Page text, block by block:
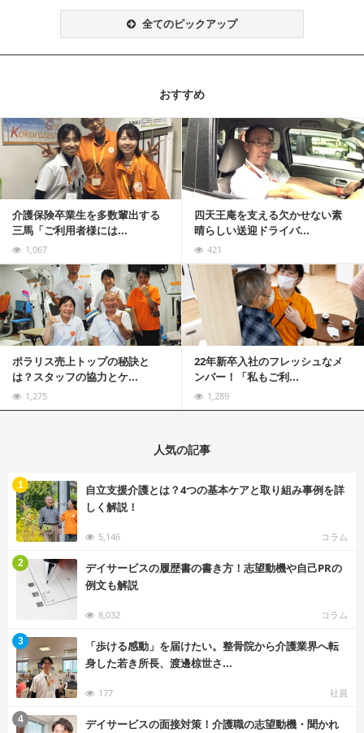
全てのピックアップ
おすすめ
介護保険卒業生を多数輩出する
三馬「ご利用者様には...
1,067
四天王庵を支える欠かせない素
晴らしい送迎ドライバ...
421
記事を読む
ポラリス売上トップの秘訣と
は？スタッフの協力とケ...
1,275
22年新卒入社のフレッシュなメ
ンバー！「私もご利...
1,289
記事を読む
人気の記事
自立支援介護とは？4つの基本ケアと取り組み事例を詳
しく解説！
5,146 コラム
1
デイサービスの履歴書の書き方！志望動機や自己PRの
例文も解説
8,032 コラム
2
「歩ける感動」を届けたい。整骨院から介護業界へ転
身した若き所長、渡邊椋世さ...
177 社員
3
デイサービスの面接対策！介護職の志望動機・聞かれ
4